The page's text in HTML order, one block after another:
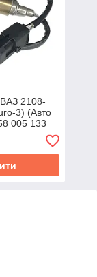
2108-
3) (Авто
005 133